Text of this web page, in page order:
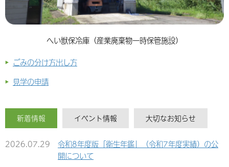
へい獣保冷庫（産業廃棄物一時保管施設）
ごみの分け方出し方
見学の申請
新着情報 イベント情報 大切なお知らせ
2026.07.29
令和8年度版「衛生年鑑」（令和7年度実績）の公
開について